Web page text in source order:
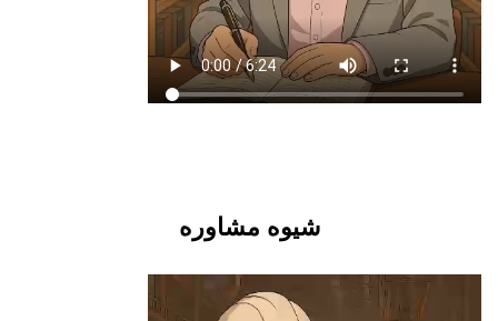
شیوه مشاوره